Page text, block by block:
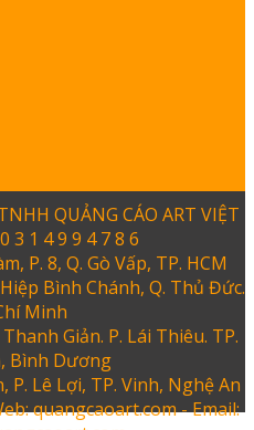
QUẢNG CÁO ART VIỆT
3 1 4 9 9 4 7 8 6
P. 8, Q. Gò Vấp, TP. HCM
Bình Chánh, Q. Thủ Đức.
Minh
Giản. P. Lái Thiêu. TP.
Bình Dương
P. Lê Lợi, TP. Vinh, Nghệ An
quangcaoart.com - Email: